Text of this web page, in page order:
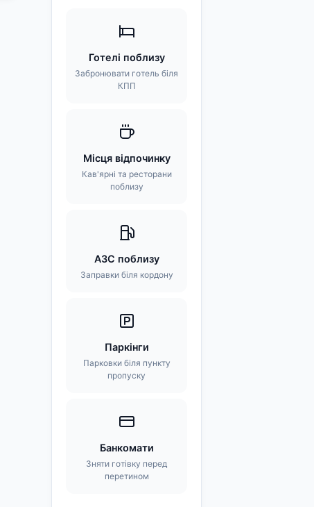
Готелі поблизу
Забронювати готель біля
КПП
Місця відпочинку
Кав'ярні та ресторани
поблизу
АЗС поблизу
Заправки біля кордону
Паркінги
Парковки біля пункту
пропуску
Банкомати
Зняти готівку перед
перетином